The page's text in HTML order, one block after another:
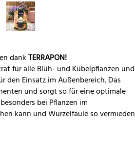
dankTERRAPON!
für alle Blüh- und Kübelpflanzen und
den Einsatz im Außenbereich. Das
und sorgt so für eine optimale
bei Pflanzen im
kann und Wurzelfäule so vermieden